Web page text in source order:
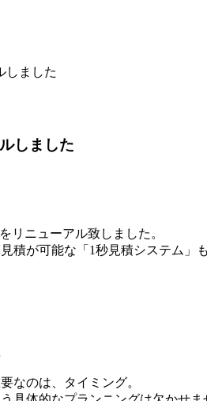
しました
しました
リニューアル致しました。
積が可能な「1秒見積システム」
なのは、タイミング。